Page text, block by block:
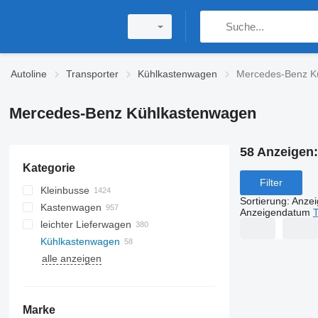
Autoline Transporter Kühlkastenwagen Mercedes-Benz
Mercedes-Benz Kühlkastenwagen
Kategorie
Kleinbusse
Kastenwagen
leichter Lieferwagen
Kühlkastenwagen
alle anzeigen
Marke
58 Anzeigen:
Filter
Sortierung:
Anzeigendatum